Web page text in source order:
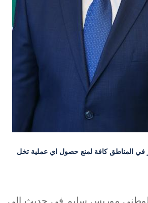
في المناطق كافة لمنع حصول اي عملية تخل
الوطني موريس سليم في حديث الى